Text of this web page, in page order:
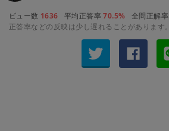
ビュー数 1636 平均正答率70.5% 全問正解率
正答率などの反映は少し遅れることがあります。